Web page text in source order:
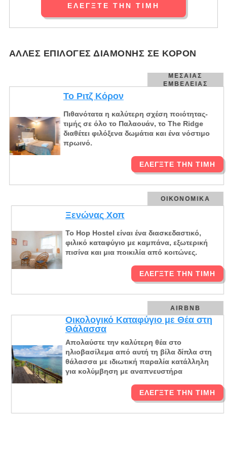
ΕΛΈΓΞΤΕ ΤΗΝ ΤΙΜΉ
ΆΛΛΕΣ ΕΠΙΛΟΓΈΣ ΔΙΑΜΟΝΉΣ ΣΕ ΚΟΡΌΝ
ΜΕΣΑΊΑΣ
ΕΜΒΈΛΕΙΑΣ
Το Ριτζ Κόρον
Πιθανότατα η καλύτερη σχέση ποιότητας-
τιμής σε όλο το Παλαουάν, το The Ridge
διαθέτει φιλόξενα δωμάτια και ένα νόστιμο
πρωινό.
ΕΛΈΓΞΤΕ ΤΗΝ ΤΙΜΉ
ΟΙΚΟΝΟΜΙΚΆ
Ξενώνας Χοπ
Το Hop Hostel είναι ένα διασκεδαστικό,
φιλικό καταφύγιο με καμπάνα, εξωτερική
πισίνα και μια ποικιλία από κοιτώνες.
ΕΛΈΓΞΤΕ ΤΗΝ ΤΙΜΉ
AIRBNB
Οικολογικό Καταφύγιο με Θέα στη
Θάλασσα
Απολαύστε την καλύτερη θέα στο
ηλιοβασίλεμα από αυτή τη βίλα δίπλα στη
θάλασσα με ιδιωτική παραλία κατάλληλη
για κολύμβηση με αναπνευστήρα
ΕΛΈΓΞΤΕ ΤΗΝ ΤΙΜΉ